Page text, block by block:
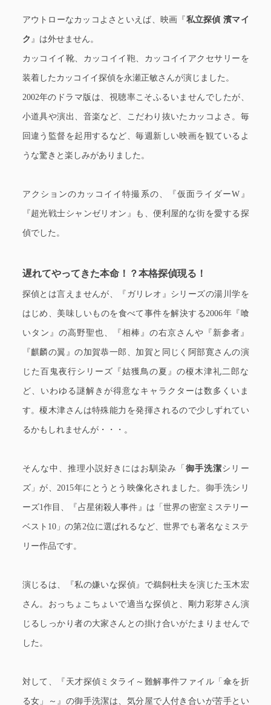
アウトローなカッコよさといえば、映画『 私立探偵 濱マイ
ク 』は外せません。
カッコイイ靴、カッコイイ鞄、カッコイイアクセサリーを
装着したカッコイイ探偵を永瀬正敏さんが演じました。
2002年のドラマ版は、視聴率こそふるいませんでしたが、
小道具や演出、音楽など、こだわり抜いたカッコよさ。毎
回違う監督を起用するなど、毎週新しい映画を観ているよ
うな驚きと楽しみがありました。
アクションのカッコイイ特撮系の、『仮面ライダーW』
『超光戦士シャンゼリオン』も、便利屋的な街を愛する探
偵でした。
遅れてやってきた本命！？本格探偵現る！
探偵とは言えませんが、『ガリレオ』シリーズの湯川学を
はじめ、美味しいものを食べて事件を解決する2006年『喰
いタン』の高野聖也、『相棒』の右京さんや『新参者』
『麒麟の翼』の加賀恭一郎、加賀と同じく阿部寛さんの演
じた百鬼夜行シリーズ『姑獲鳥の夏』の榎木津礼二郎な
ど、いわゆる謎解きが得意なキャラクターは数多くいま
す。榎木津さんは特殊能力を発揮されるので少しずれてい
るかもしれませんが・・・。
そんな中、推理小説好きにはお馴染み「御手洗潔シリー
ズ」が、2015年にとうとう映像化されました。御手洗シリ
ーズ1作目、『占星術殺人事件』は「世界の密室ミステリー
ベスト10」の第2位に選ばれるなど、世界でも著名なミステ
リー作品です。
演じるは、『私の嫌いな探偵』で鵜飼杜夫を演じた玉木宏
さん。おっちょこちょいで適当な探偵と、剛力彩芽さん演
じるしっかり者の大家さんとの掛け合いがたまりませんで
した。
対して、『天才探偵ミタライ～難解事件ファイル「傘を折
る女」～』の御手洗潔は、気分屋で人付き合いが苦手とい